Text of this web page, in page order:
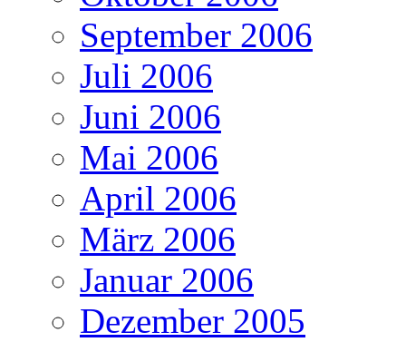
September 2006
Juli 2006
Juni 2006
Mai 2006
April 2006
März 2006
Januar 2006
Dezember 2005